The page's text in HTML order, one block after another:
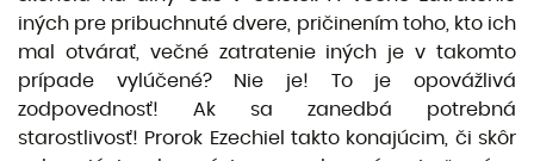
iných pre pribuchnuté dvere, pričinením toho, kto ich
mal otvárať, večné zatratenie iných je v takomto
prípade vylúčené? Nie je! To je opovážlivá
zodpovednosť! Ak sa zanedbá potrebná
starostlivosť! Prorok Ezechiel takto konajúcim, či skôr